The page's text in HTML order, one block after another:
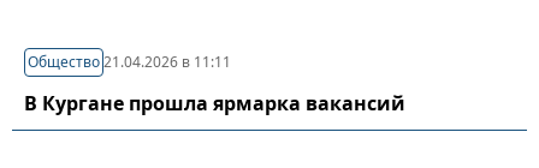
Общество21.04.2026 в 11:11
В Кургане прошла ярмарка вакансий